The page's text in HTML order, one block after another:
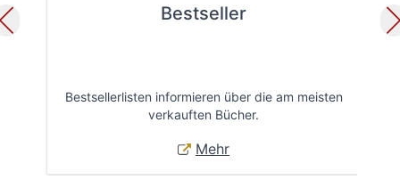
Bestseller
Bestsellerlisten informieren über die am meisten
verkauften Bücher.
Mehr